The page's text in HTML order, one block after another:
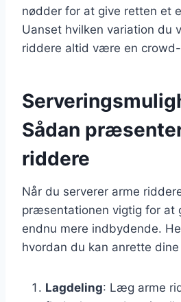
nødder for at give retten et
Uanset hvilken variation du
riddere altid være en
Sådan
riddere
Når du serverer arme
præsentationen vigtig for at
endnu mere indbydende.
hvordan du kan anrette
Lagdeling: Læg arme